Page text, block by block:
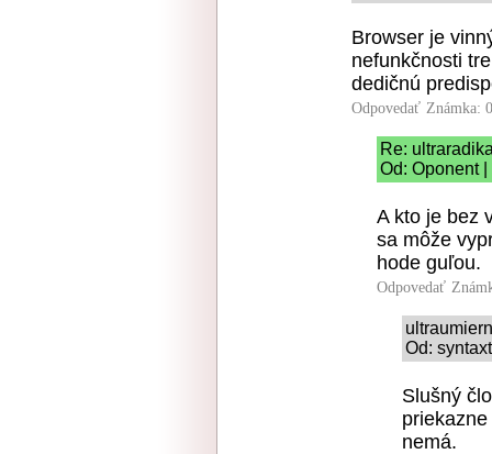
Browser je
nefunkčnosti
dedičnú
Odpovedať Známka:
Re:
Od: Oponent
A kto je bez
sa môže
hode guľou.
Odpovedať
Od:
Slušný
nemá.